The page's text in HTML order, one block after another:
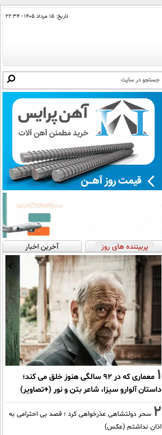
تاریخ: ۱۵ مرداد ۱۴۰۵ - ۲۲:۳۴
پربیننده های روز آخرین اخبار
1
معماری که در 92 سالگی هنوز خلق می کند؛
داستان آلوارو سیزا، شاعر بتن و نور (+تصاویر)
2 سحر دولتشاهی عذرخواهی کرد ؛ قصد بی احترامی به
اذان نداشتم (عکس)